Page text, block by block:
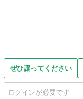
ぜひ譲ってください